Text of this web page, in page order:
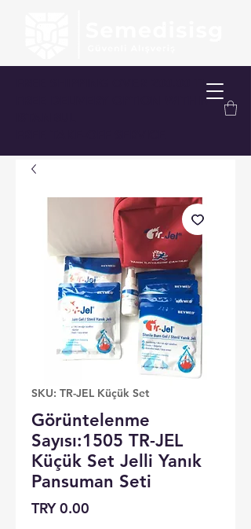
FREE SHIPPING OVER 200.00 TL
FREE DELIVERY OPTION WITHIN
SKU: TR-JEL Küçük Set
Görüntelenme
Sayısı:1505 TR-JEL
Küçük Set Jelli Yanık
Pansuman Seti
TRY 0.00